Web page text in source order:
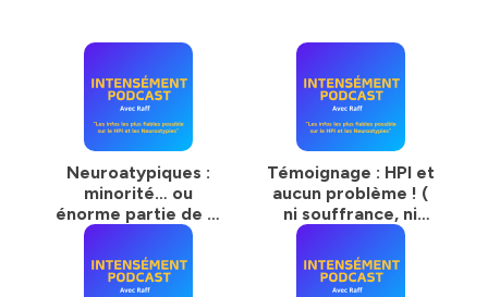
Neuroatypiques :
minorité… ou
énorme partie de la
population ? (
Spoiler : ça dépend
de la def ! )
Témoignage : HPI et
aucun problème ! (
ni souffrance, ni
décalage, ni
anxiété, ni autres
mythes ... )